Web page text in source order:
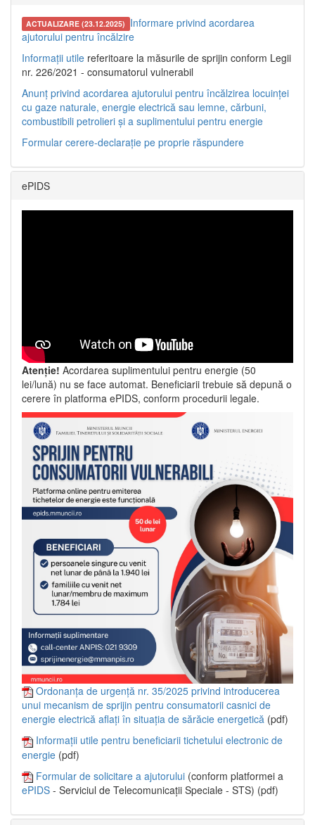
ACTUALIZARE (23.12.2025) Informare privind acordarea
ajutorului pentru încălzire
Informații utile referitoare la măsurile de sprijin conform Legii
nr. 226/2021 - consumatorul vulnerabil
Anunț privind acordarea ajutorului pentru încălzirea locuinței
cu gaze naturale, energie electrică sau lemne, cărbuni,
combustibili petrolieri și a suplimentului pentru energie
Formular cerere-declarație pe proprie răspundere
ePIDS
Atenție! Acordarea suplimentului pentru energie (50
lei/lună) nu se face automat. Beneficiarii trebuie să depună o
cerere în platforma ePIDS, conform procedurii legale.
Ordonanța de urgență nr. 35/2025 privind introducerea
unui mecanism de sprijin pentru consumatorii casnici de
energie electrică aflați în situația de sărăcie energetică (pdf)
Informații utile pentru beneficiarii tichetului electronic de
energie (pdf)
Formular de solicitare a ajutorului (conform platformei a
ePIDS - Serviciul de Telecomunicații Speciale - STS) (pdf)